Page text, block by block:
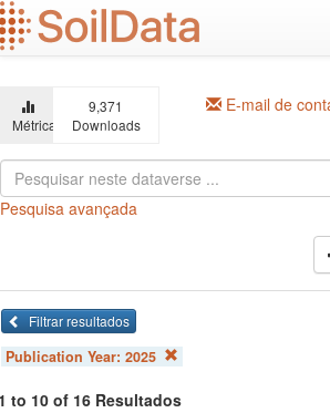
Ir
para
o
principal
Métricas
9,371
Downloads
E-mail de
Pesquisa avançada
Filtrar resultados
Publication Year: 2025
to 10 of 16 Resultados